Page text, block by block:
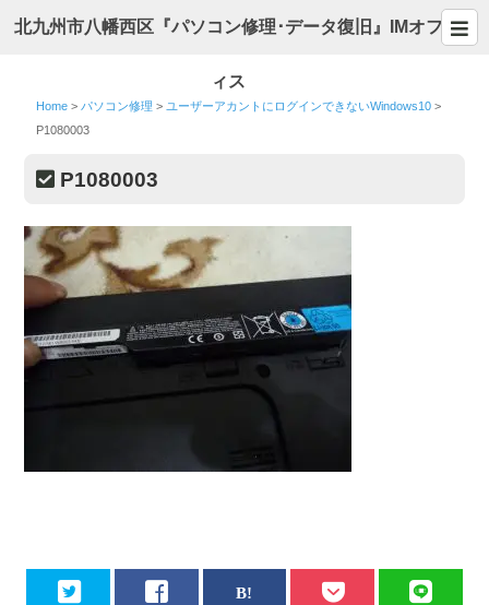
北九州市八幡西区『パソコン修理･データ復旧』IMオフ
ィス
Home > パソコン修理 > ユーザーアカントにログインできないWindows10 >
P1080003
P1080003